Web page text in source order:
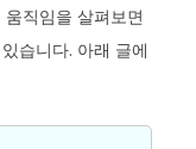
직임을 살펴보면
습니다. 아래 글에